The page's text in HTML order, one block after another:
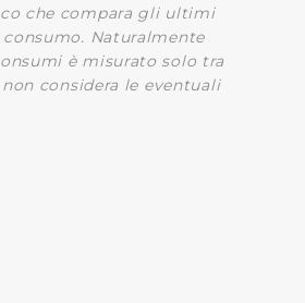
che compara gli ultimi
Naturalmente
è misurato solo tra
considera le eventuali